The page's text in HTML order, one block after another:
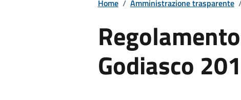
Home / Amministrazione trasparente
Godiasco